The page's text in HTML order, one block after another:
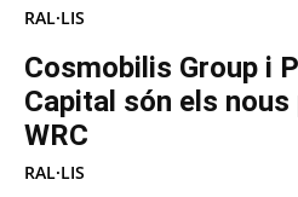
RAL·LIS
Cosmobilis Group i
Capital són els
WRC
RAL·LIS